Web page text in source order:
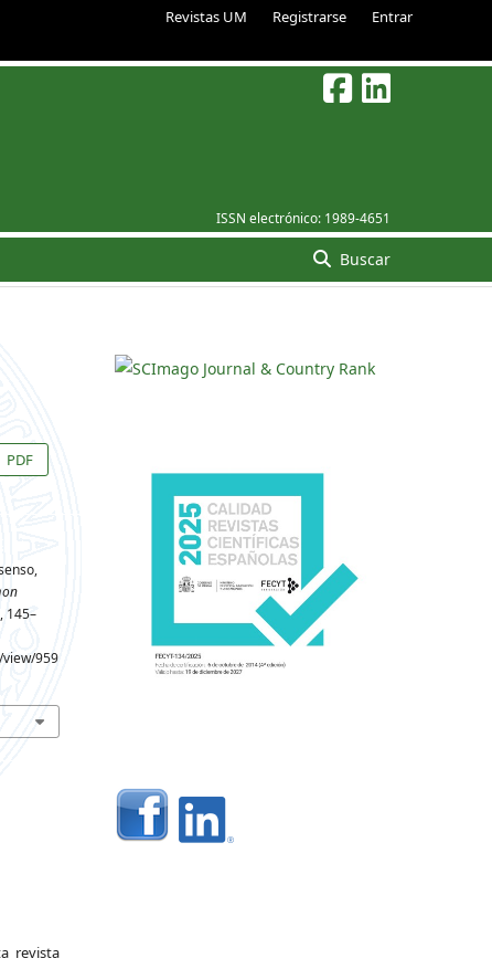
Revistas UM Registrarse Entrar
ISSN electrónico: 1989-4651
Buscar
PDF
145–
959
revista